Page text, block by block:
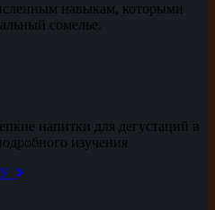
навыкам, которыми
сомелье.
напитки для дегустаций в
изучения